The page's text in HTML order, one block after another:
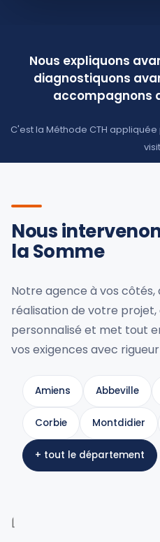
Nous expliquons
diagnostiquons
accompagnons
C'est la Méthode CTH
Nous
la Somme
Notre agence à vos
réalisation de votre projet,
personnalisé et met tout
vos exigences avec
Amiens Abbeville
Corbie Montdidier
+ tout le département
[